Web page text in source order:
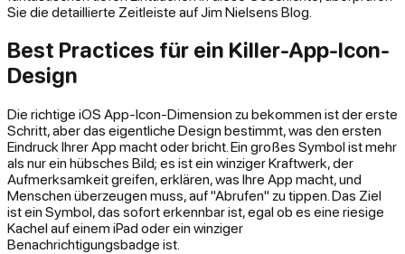
Sie die detaillierte Zeitleiste auf Jim Nielsens Blog.
Best Practices für ein Killer-App-Icon-
Design
Die richtige iOS App-Icon-Dimension zu bekommen ist der erste
Schritt, aber das eigentliche Design bestimmt, was den ersten
Eindruck Ihrer App macht oder bricht. Ein großes Symbol ist mehr
als nur ein hübsches Bild; es ist ein winziger Kraftwerk, der
Aufmerksamkeit greifen, erklären, was Ihre App macht, und
Menschen überzeugen muss, auf "Abrufen" zu tippen. Das Ziel
ist ein Symbol, das sofort erkennbar ist, egal ob es eine riesige
Kachel auf einem iPad oder ein winziger
Benachrichtigungsbadge ist.